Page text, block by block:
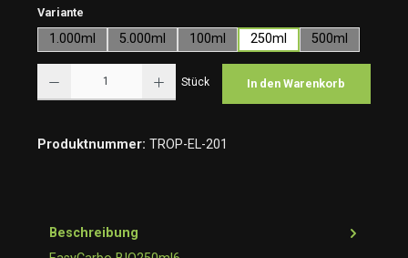
Variante
1.000ml 5.000ml 100ml 250ml 500ml
Stück In den Warenkorb
Produktnummer: TROP-EL-201
Beschreibung